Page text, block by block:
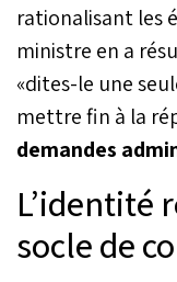
rationalisant les
ministre en a
«dites-le une
mettre fin à la
demandes
L’identité
socle de